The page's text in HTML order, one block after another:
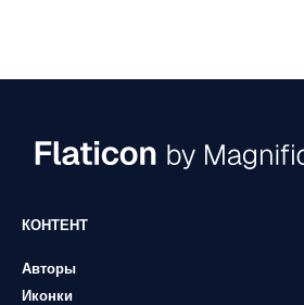
КОНТЕНТ
Авторы
Иконки